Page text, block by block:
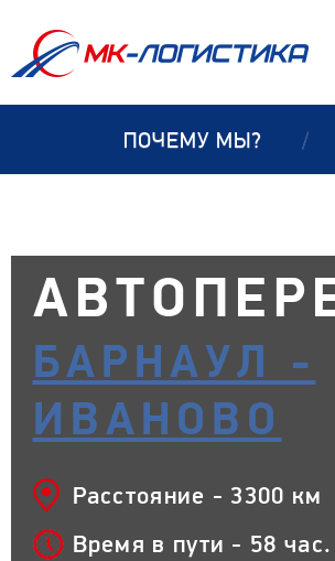
ПОЧЕМУ МЫ? /
БАРНАУЛ -
ИВАНОВО
Расстояние - 3300 км
Время в пути - 58 час.